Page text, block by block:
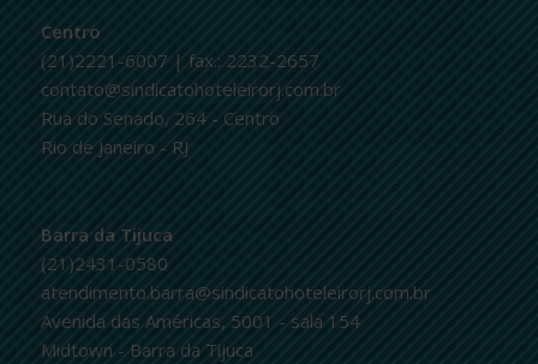
Centro
(21)2221-6007 | fax.: 2232-2657
contato@sindicatohoteleirorj.com.br
Rua do Senado, 264 - Centro
Rio de Janeiro - RJ
Barra da Tijuca
(21)2431-0580
atendimento.barra@sindicatohoteleirorj.com.br
Avenida das Américas, 5001 - sala 154
Midtown - Barra da Tijuca